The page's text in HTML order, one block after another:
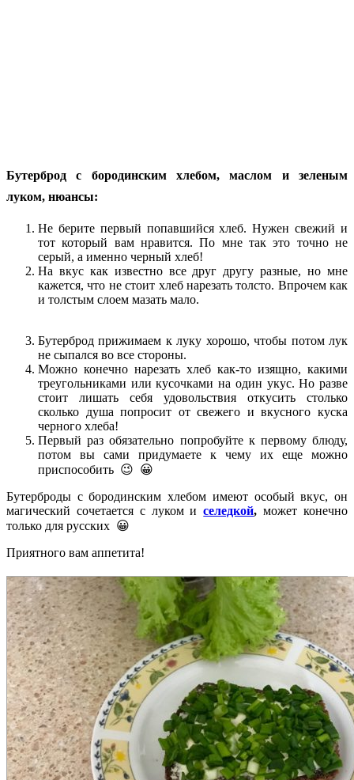
Бутерброд с бородинским хлебом, маслом и зеленым
луком, нюансы:
Не берите первый попавшийся хлеб. Нужен свежий и
тот который вам нравится. По мне так это точно не
серый, а именно черный хлеб!
На вкус как известно все друг другу разные, но мне
кажется, что не стоит хлеб нарезать толсто. Впрочем как
и толстым слоем мазать мало.
Бутерброд прижимаем к луку хорошо, чтобы потом лук
не сыпался во все стороны.
Можно конечно нарезать хлеб как-то изящно, какими
треугольниками или кусочками на один укус. Но разве
стоит лишать себя удовольствия откусить столько
сколько душа попросит от свежего и вкусного куска
черного хлеба!
Первый раз обязательно попробуйте к первому блюду,
потом вы сами придумаете к чему их еще можно
приспособить 😉 😀
Бутерброды с бородинским хлебом имеют особый вкус, он
магический сочетается с луком иселедкой, может конечно
только для русских 😀
Приятного вам аппетита!